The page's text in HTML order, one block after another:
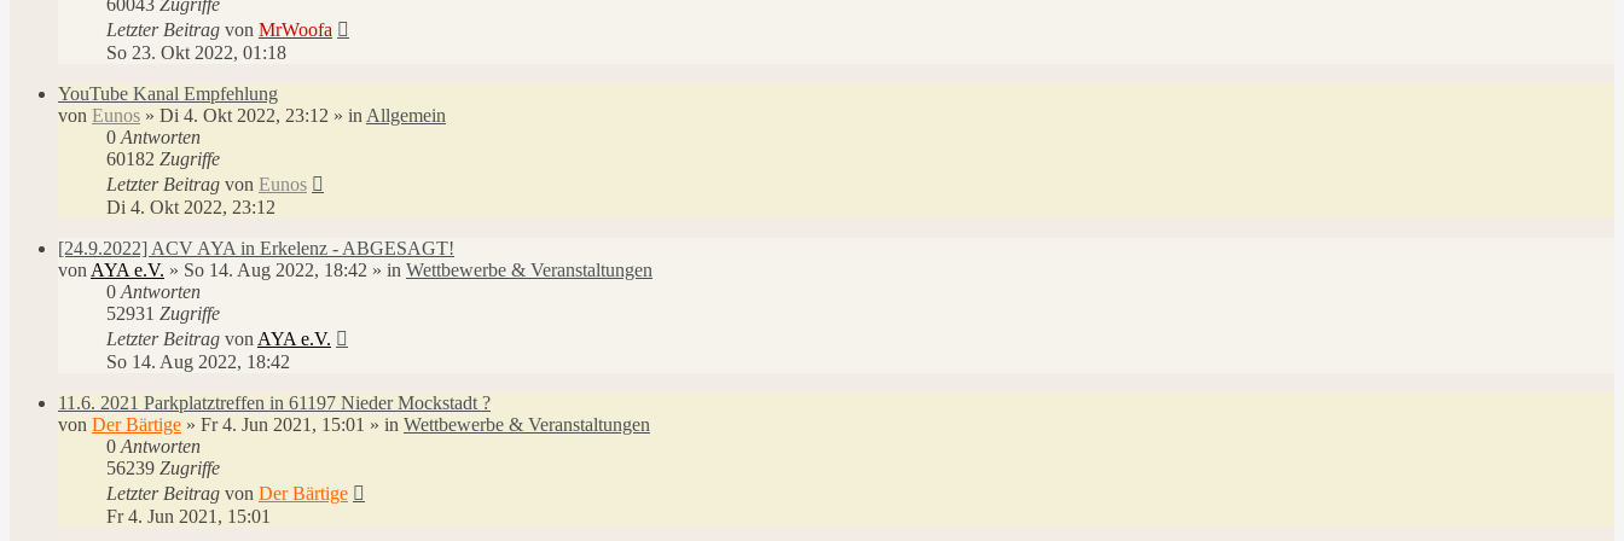
60043 Zugriffe
Letzter Beitrag von MrWoofa
So 23. Okt 2022, 01:18
YouTube Kanal Empfehlung
von Eunos » Di 4. Okt 2022, 23:12 » in Allgemein
0 Antworten
60182 Zugriffe
Letzter Beitrag von Eunos
Di 4. Okt 2022, 23:12
[24.9.2022] ACV AYA in Erkelenz - ABGESAGT!
von AYA e.V. » So 14. Aug 2022, 18:42 » in Wettbewerbe & Veranstaltungen
0 Antworten
52931 Zugriffe
Letzter Beitrag von AYA e.V.
So 14. Aug 2022, 18:42
11.6. 2021 Parkplatztreffen in 61197 Nieder Mockstadt ?
von Der Bärtige » Fr 4. Jun 2021, 15:01 » in Wettbewerbe & Veranstaltungen
0 Antworten
56239 Zugriffe
Letzter Beitrag von Der Bärtige
Fr 4. Jun 2021, 15:01